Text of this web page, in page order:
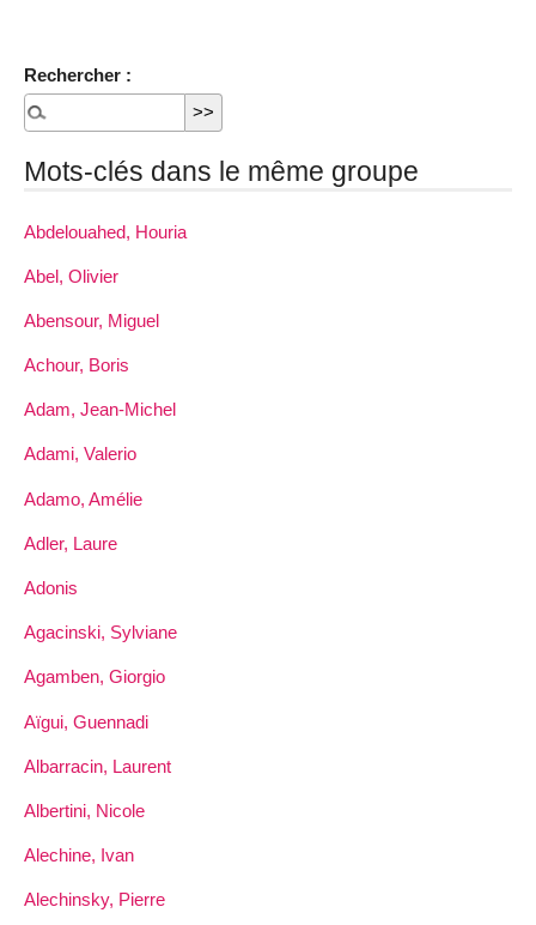
Rechercher :
Mots-clés dans le même groupe
Abdelouahed, Houria
Abel, Olivier
Abensour, Miguel
Achour, Boris
Adam, Jean-Michel
Adami, Valerio
Adamo, Amélie
Adler, Laure
Adonis
Agacinski, Sylviane
Agamben, Giorgio
Aïgui, Guennadi
Albarracin, Laurent
Albertini, Nicole
Alechine, Ivan
Alechinsky, Pierre